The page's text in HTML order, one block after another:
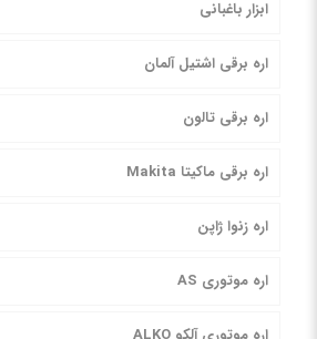
ابزار باغبانی
اره برقی اشتیل آلمان
اره برقی تالون
اره برقی ماکیتا Makita
اره زنوا ژاپن
اره موتوری AS